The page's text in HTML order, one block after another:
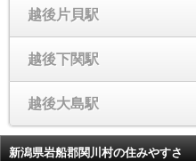
越後片貝駅
越後下関駅
越後大島駅
新潟県岩船郡関川村の住みやすさ